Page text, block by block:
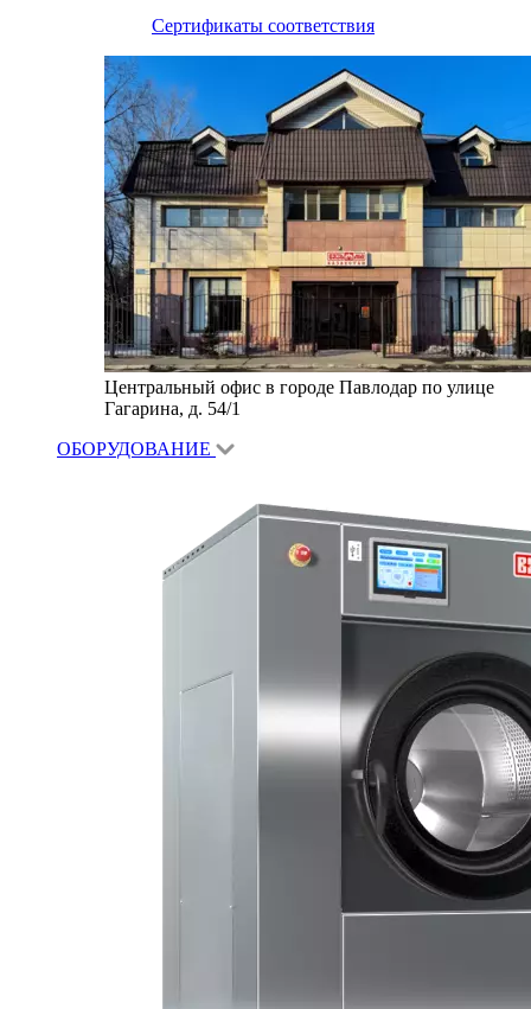
Сертификаты соответствия
Центральный офис в городе Павлодар по улице
Гагарина, д. 54/1
ОБОРУДОВАНИЕ